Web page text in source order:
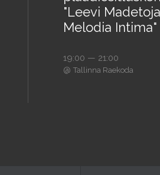
"Leevi
Melodia Intima"
19:00 — 21:00
@ Tallinna Raekoda